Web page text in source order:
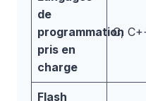
de
programmation
pris en
charge
C,
Flash